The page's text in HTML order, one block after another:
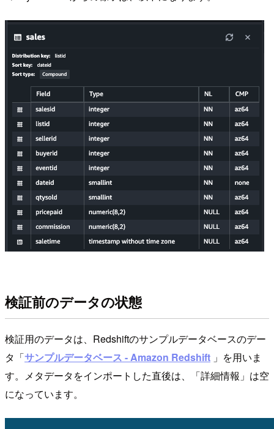
検証前のデータの状態
検証用のデータは、Redshiftのサンプルデータベースのデー
タ「サンプルデータベース - Amazon Redshift 」を用いま
す。メタデータをインポートした直後は、「詳細情報」は空
になっています。